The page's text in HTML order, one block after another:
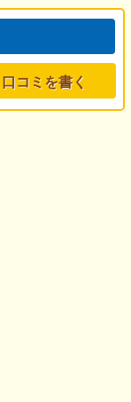
口コミを書く